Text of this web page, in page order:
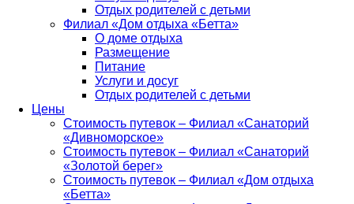
Отдых родителей с детьми
Филиал «Дом отдыха «Бетта»
О доме отдыха
Размещение
Питание
Услуги и досуг
Отдых родителей с детьми
Цены
Стоимость путевок – Филиал «Санаторий
«Дивноморское»
Стоимость путевок – Филиал «Санаторий
«Золотой берег»
Стоимость путевок – Филиал «Дом отдыха
«Бетта»